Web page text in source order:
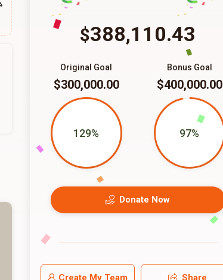
$388,110.43
Bonus Goal
$400,000.00
97%
Original Goal
$300,000.00
129%
Donate Now
Create My Team Share